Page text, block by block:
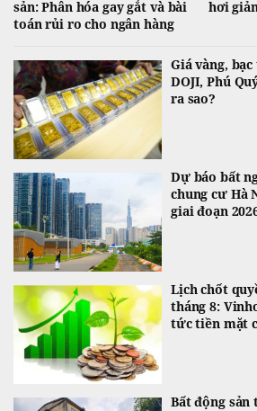
sản: Phân hóa gay gắt và bài
toán rủi ro cho ngân hàng
hơi
Giá vàng, bạc
DOJI, Phú
ra sao?
Dự báo bất
chung cư Hà
giai đoạn
Lịch chốt
tháng 8:
tức tiền mặt
Bất động sản